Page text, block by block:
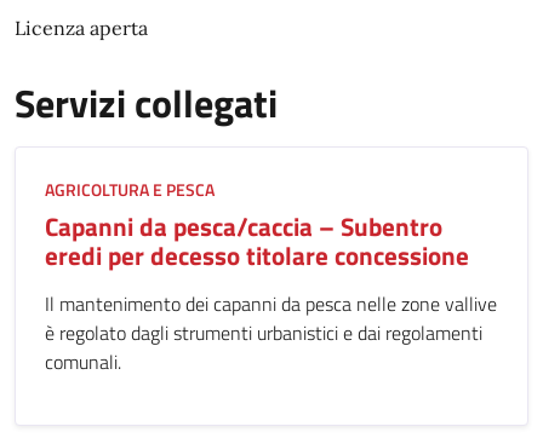
Licenza aperta
Servizi collegati
AGRICOLTURA E PESCA
Capanni da pesca/caccia – Subentro
eredi per decesso titolare concessione
Il mantenimento dei capanni da pesca nelle zone vallive
è regolato dagli strumenti urbanistici e dai regolamenti
comunali.